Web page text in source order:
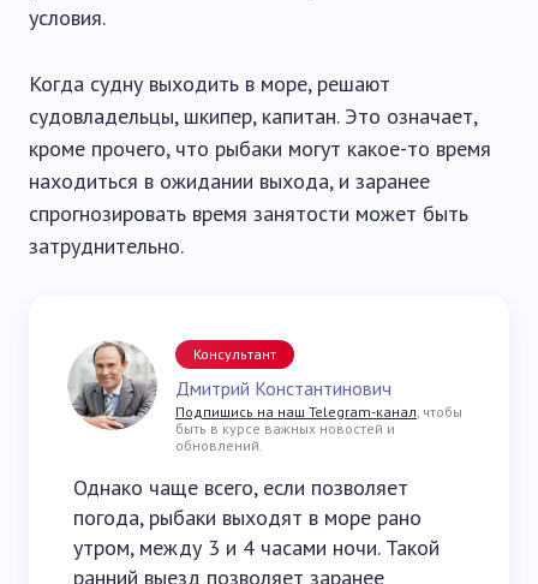
условия.
Когда судну выходить в море, решают
судовладельцы, шкипер, капитан. Это означает,
кроме прочего, что рыбаки могут какое-то время
находиться в ожидании выхода, и заранее
спрогнозировать время занятости может быть
затруднительно.
Консультант
Дмитрий Константинович
Подпишись на наш Telegram-канал, чтобы
быть в курсе важных новостей и
обновлений.
Однако чаще всего, если позволяет
погода, рыбаки выходят в море рано
утром, между 3 и 4 часами ночи. Такой
ранний выезд позволяет заранее